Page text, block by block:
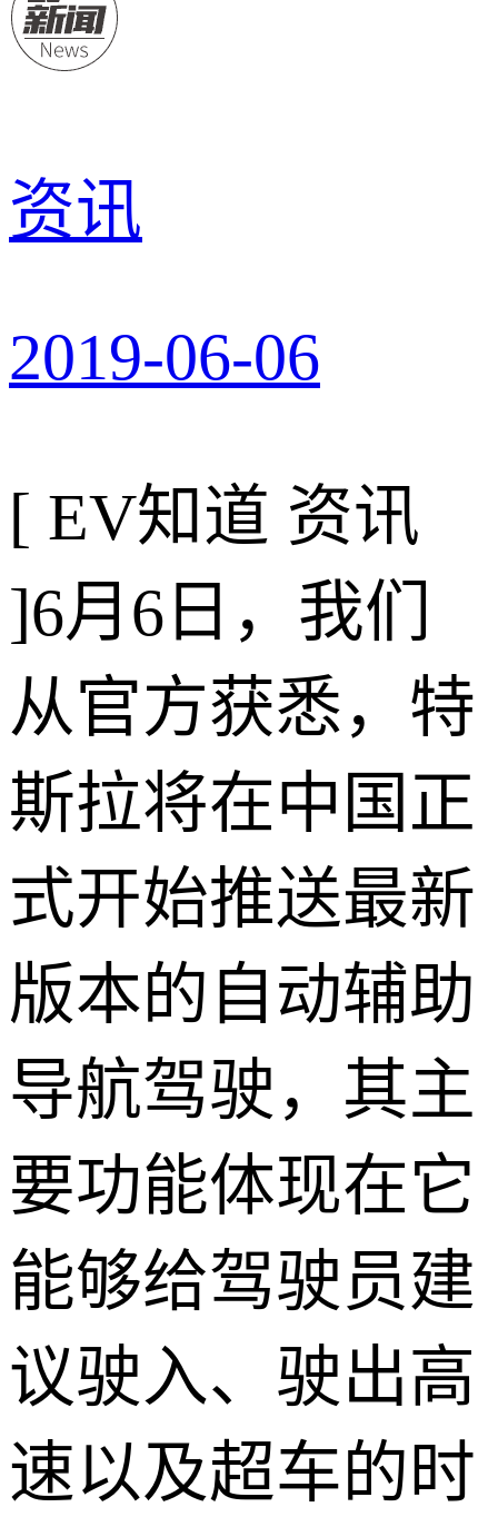
资讯
2019-06-06
[ EV知道 资讯
]6月6日，我们
从官方获悉，特
斯拉将在中国正
式开始推送最新
版本的自动辅助
导航驾驶，其主
要功能体现在它
能够给驾驶员建
议驶入、驶出高
速以及超车的时